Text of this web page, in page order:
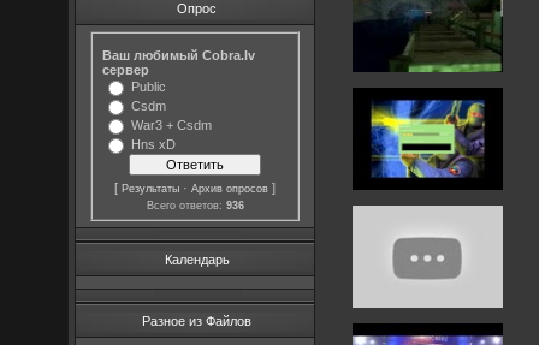
Опрос
Ваш любимый Cobra.lv
сервер
Public
Csdm
War3 + Csdm
Hns xD
[Результаты ·Архив опросов ]
Всего ответов: 936
Календарь
Разное из Файлов